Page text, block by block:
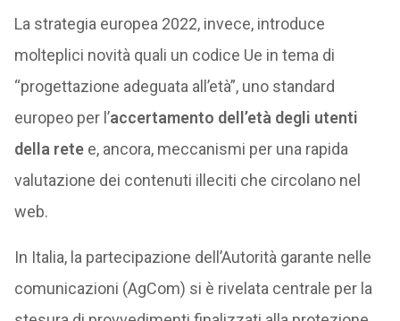
La strategia europea 2022, invece, introduce
molteplici novità quali un codice Ue in tema di
“progettazione adeguata all’età”, uno standard
europeo per l’accertamento dell’età degli utenti
della retee, ancora, meccanismi per una rapida
valutazione dei contenuti illeciti che circolano nel
web.
In Italia, la partecipazione dell’Autorità garante nelle
comunicazioni (AgCom) si è rivelata centrale per la